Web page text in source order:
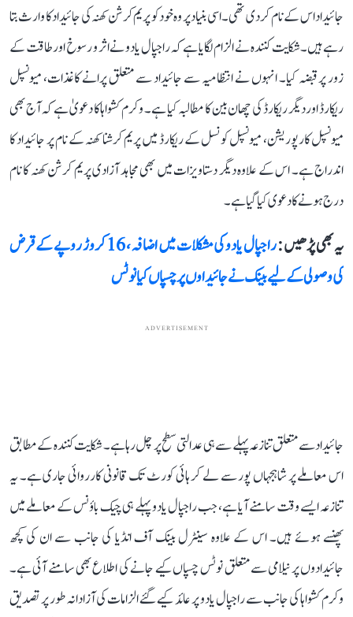
جائیداد اس کے نام کر دی تھی۔ اسی بنیاد پر وہ خود کو پریم کرشن کھنہ کی جائیداد کا وارث بتا
رہے ہیں۔ شکایت کنندہ نے الزام لگایا ہے کہ راجپال یادو نے اثر و رسوخ اور طاقت کے
زور پر قبضہ کیا۔ انہوں نے انتظامیہ سے جائیداد سے متعلق پرانے کاغذات، میونسپل
ریکارڈ اور دیگر ریکارڈ کی چھان بین کا مطالبہ کیا ہے۔ وکرم کشواہا کا دعویٰ ہے کہ آج بھی
میونسپل کارپوریشن، میونسپل کونسل کے ریکارڈ میں پریم کرشنا کھنہ کے نام پر جائیداد کا
اندراج ہے۔ اس کے علاوہ دیگر دستاویزات میں بھی مجاہد آزادی پریم کرشن کھنہ کا نام
درج ہونے کا دعوی کیا گیا ہے۔
یہ بھی پڑھیں :
راجپال یادو کی مشکلات میں اضافہ، 16 کروڑ روپے کے قرض
کی وصولی کے لیے بینک نے جائیداوں پر چسپاں کیا نوٹس
ADVERTISEMENT
جائیداد سے متعلق تنازعہ پہلے سے ہی عدالتی سطح پر چل رہا ہے۔ شکایت کنندہ کے مطابق
اس معاملے پر شاہجہاں پور سے لے کر ہائی کورٹ تک قانونی کارروائی جاری ہے۔ یہ
تنازعہ ایسے وقت سامنے آیا ہے، جب راجپال یادو پہلے ہی چیک باؤنس کے معاملے میں
پھنسے ہوئے ہیں۔ اس کے علاوہ سینٹرل بینک آف انڈیا کی جانب سے ان کی کچھ
جائیدادوں پر نیلامی سے متعلق نوٹس چسپاں کیے جانے کی اطلاع بھی سامنے آئی ہے۔
وکرم کشواہا کی جانب سے راجپال یادو پر عائد کیے گئے الزامات کی آزادانہ طور پر تصدیق